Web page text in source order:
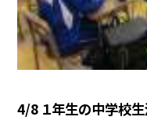
4/8 １年生の中学校生